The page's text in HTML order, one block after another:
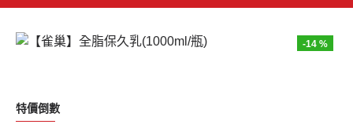
-14 %
特價倒數